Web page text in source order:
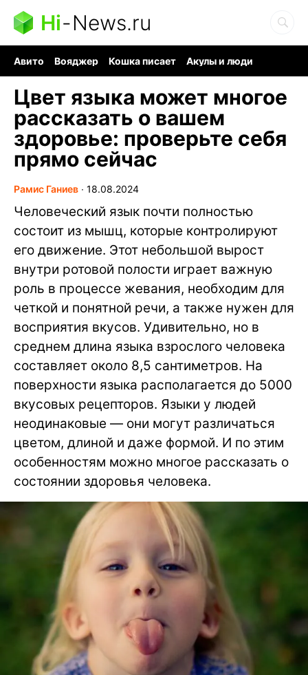
Hi-News.ru
Авито Вояджер Кошка писает
Акулы и люди
Цвет языка может многое
рассказать о вашем
здоровье: проверьте себя
прямо сейчас
Рамис Ганиев ∙ 18.08.2024
Человеческий язык почти полностью
состоит из мышц, которые контролируют
его движение. Этот небольшой вырост
внутри ротовой полости играет важную
роль в процессе жевания, необходим для
четкой и понятной речи, а также нужен для
восприятия вкусов. Удивительно, но в
среднем длина языка взрослого человека
составляет около 8,5 сантиметров. На
поверхности языка располагается до 5000
вкусовых рецепторов. Языки у людей
неодинаковые — они могут различаться
цветом, длиной и даже формой. И по этим
особенностям можно многое рассказать о
состоянии здоровья человека.